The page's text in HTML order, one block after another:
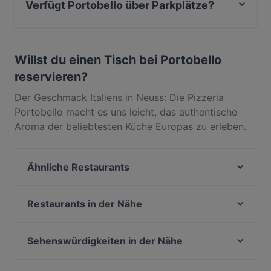
Verfügt Portobello über Parkplätze?
Willst du einen Tisch bei Portobello
reservieren?
Der Geschmack Italiens in Neuss: Die Pizzeria
Portobello macht es uns leicht, das authentische
Aroma der beliebtesten Küche Europas zu erleben.
mit den besten Spezialitäten Italiens, glänzt die
Auswahl an internationalen Gerichten. So findet man
Speisekarte. Außerdem zeigt sich die Pizzeria
Ähnliche Restaurants
O SUSHI
Ristorante Adesso
Restaurants in der Nähe
BARCO Lounge Restaurant
Sehenswürdigkeiten in der Nähe